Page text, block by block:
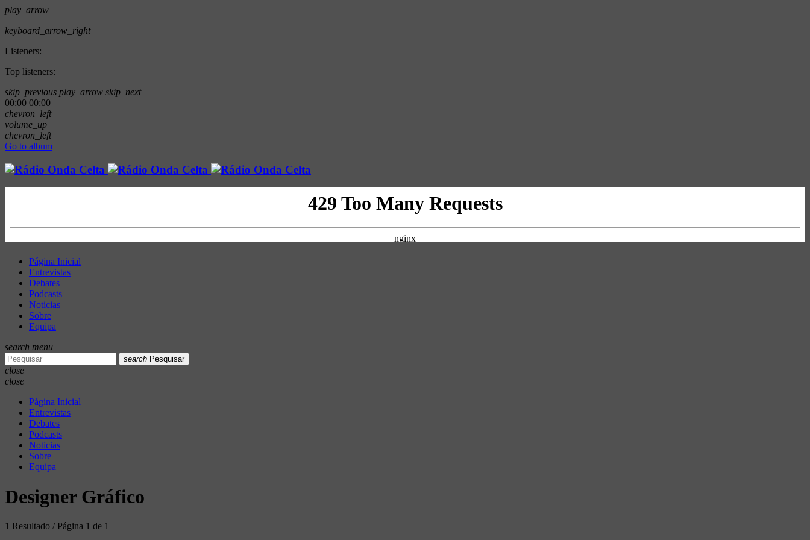
play_arrow
keyboard_arrow_right
Listeners:
Top listeners:
skip_previous play_arrow skip_next
00:00 00:00
chevron_left
volume_up
chevron_left
Go to album
Página Inicial
Entrevistas
Debates
Podcasts
Noticias
Sobre
Equipa
search menu
search Pesquisar
close
close
Página Inicial
Entrevistas
Debates
Podcasts
Noticias
Sobre
Equipa
Designer Gráfico
1 Resultado / Página 1 de 1